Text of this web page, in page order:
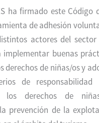
ha firmado este Código
de adhesión
actores del
implementar buenas
derechos de niñas/os y
de responsabilidad
los derechos de
prevención de la